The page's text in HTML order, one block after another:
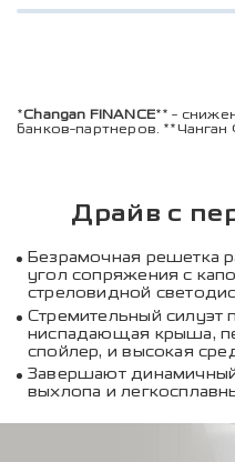
*Changan FINANCE** -
банков-партнеров.
Драйв с
Безрамочная решетка
угол сопряжения с
стреловидной
Стремительный силуэт
ниспадающая крыша,
спойлер, и высокая
Завершают
выхлопа и